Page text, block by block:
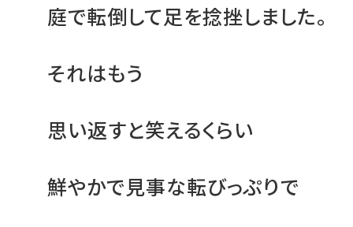
庭で転倒して足を捻挫しました。
それはもう
思い返すと笑えるくらい
鮮やかで見事な転びっぷりで